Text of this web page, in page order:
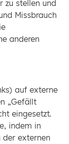
zu stellen und
Missbrauch
anderen
auf externe
„Gefällt
eingesetzt.
indem in
der externen